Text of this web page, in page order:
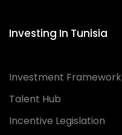
Investing In Tunisia
Investment Framework
Talent Hub
Incentive Legislation